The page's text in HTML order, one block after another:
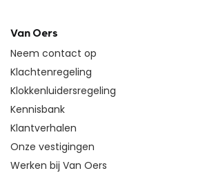
Van Oers
Neem contact op
Klachtenregeling
Klokkenluidersregeling
Kennisbank
Klantverhalen
Onze vestigingen
Werken bij Van Oers